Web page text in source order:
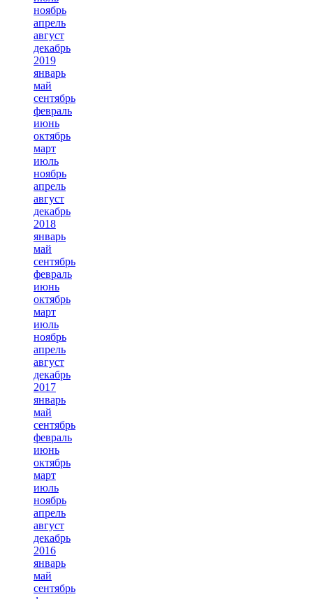
ноябрь
апрель
август
декабрь
2019
январь
май
сентябрь
февраль
июнь
октябрь
март
июль
ноябрь
апрель
август
декабрь
2018
январь
май
сентябрь
февраль
июнь
октябрь
март
июль
ноябрь
апрель
август
декабрь
2017
январь
май
сентябрь
февраль
июнь
октябрь
март
июль
ноябрь
апрель
август
декабрь
2016
январь
май
сентябрь